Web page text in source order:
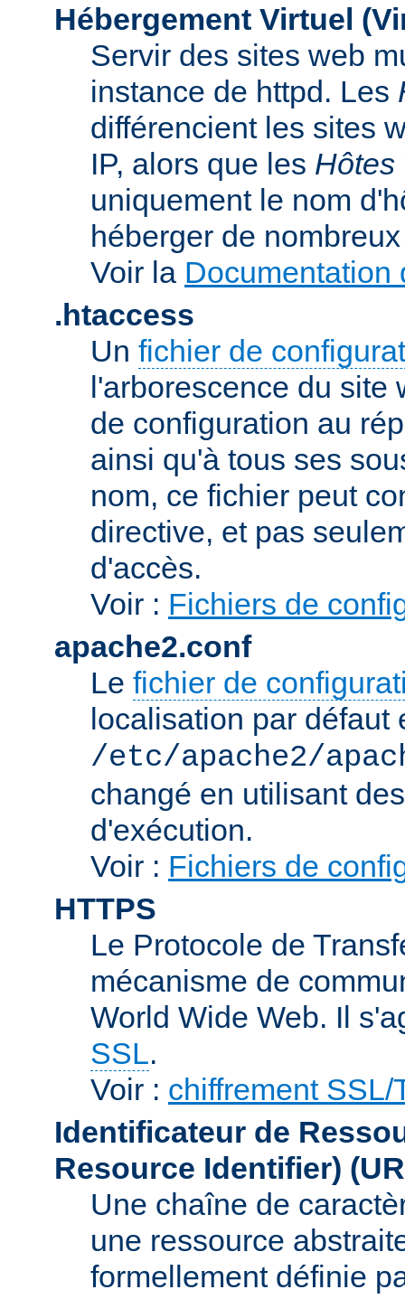
Hébergement Virtuel
Servir des sites web
instance de httpd. Les
différencient les sites
IP, alors que les Hôtes
uniquement le nom
héberger de
Voir la Documentation
.htaccess
Un fichier de
l'arborescence du
de configuration au
ainsi qu'à tous ses
nom, ce fichier peut
directive, et pas
d'accès.
Voir : Fichiers de
apache2.conf
Le fichier de
localisation par défaut
/etc/apache2/
changé en utilisant
d'exécution.
Voir : Fichiers de
HTTPS
Le Protocole de
mécanisme de
World Wide Web. Il
SSL.
Voir : chiffrement SSL/
Identificateur de
Resource Identifier)
Une chaîne de
une ressource
formellement définie